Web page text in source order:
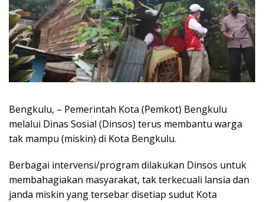
Bengkulu, – Pemerintah Kota (Pemkot) Bengkulu
melalui Dinas Sosial (Dinsos) terus membantu warga
tak mampu (miskin) di Kota Bengkulu.
Berbagai intervensi/program dilakukan Dinsos untuk
membahagiakan masyarakat, tak terkecuali lansia dan
janda miskin yang tersebar disetiap sudut Kota